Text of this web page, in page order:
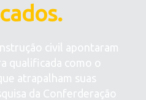
civil apontaram
qualificada como o
atrapalham suas
da Conferderação